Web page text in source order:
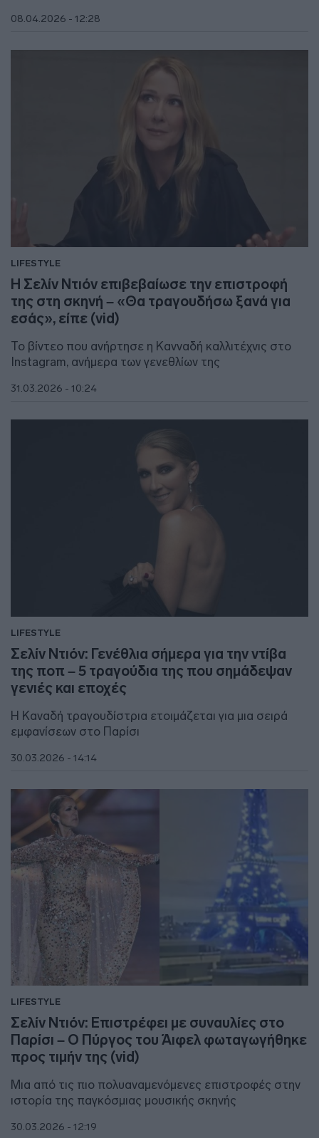
08.04.2026 - 12:28
LIFESTYLE
Η Σελίν Ντιόν επιβεβαίωσε την επιστροφή
της στη σκηνή – «Θα τραγουδήσω ξανά για
εσάς», είπε (vid)
Το βίντεο που ανήρτησε η Κανναδή καλλιτέχνις στο
Ιnstagram, ανήμερα των γενεθλίων της
31.03.2026 - 10:24
LIFESTYLE
Σελίν Ντιόν: Γενέθλια σήμερα για την ντίβα
της ποπ – 5 τραγούδια της που σημάδεψαν
γενιές και εποχές
Η Καναδή τραγουδίστρια ετοιμάζεται για μια σειρά
εμφανίσεων στο Παρίσι
30.03.2026 - 14:14
LIFESTYLE
Σελίν Ντιόν: Επιστρέφει με συναυλίες στο
Παρίσι – Ο Πύργος του Άιφελ φωταγωγήθηκε
προς τιμήν της (vid)
Μια από τις πιο πολυαναμενόμενες επιστροφές στην
ιστορία της παγκόσμιας μουσικής σκηνής
30.03.2026 - 12:19